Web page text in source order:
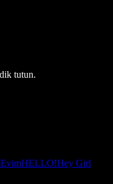
tutun.
EvimHELLO!Hey Girl